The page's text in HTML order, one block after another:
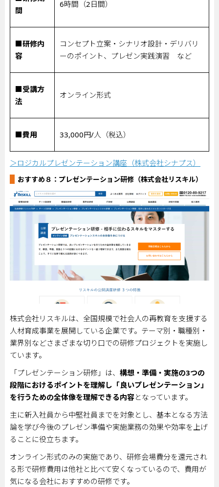
間
6時間（2日間）
■研修内
容
コンセプト立案・シナリオ設計・デリバリ
ーのポイント、プレゼン実践演習 など
■受講方
法
オンライン形式
■費用 33,000円/人（税込）
＞ロジカルプレゼンテーション講座（株式会社シナプス）
おすすめ８： プレゼンテーション研修（株式会社リスキル）
株式会社リスキルは、全国規模で社会人の再教育を支援する
人材育成事業を展開している企業です。テーマ別・職種別・
業界別などさまざまな切り口での研修プロジェクトを実施し
ています。
「プレゼンテーション研修」は、 構想・準備・実施の3つの
段階におけるポイントを理解し「良いプレゼンテーション」
を行うための全体像を理解できる内容となっています。
主に新入社員から中堅社員までを対象とし、基本となる方法
論を学び今後のプレゼン準備や実施業務の効果や効率を上げ
ることに役立ちます。
オンライン形式のみの実施であり、研修会場費分を還元され
る形で研修費用は他社と比べて安くなっているので、費用が
気になる会社におすすめの研修です。